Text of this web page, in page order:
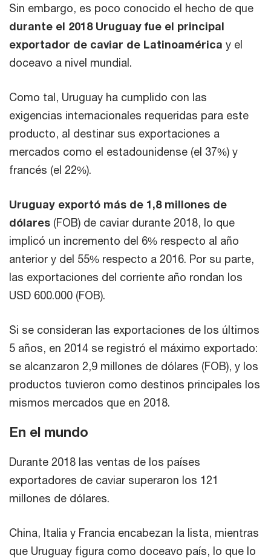
Sin embargo, es poco conocido el hecho de que
durante el 2018 Uruguay fue el principal
exportador de caviar de Latinoamérica y el
doceavo a nivel mundial.
Como tal, Uruguay ha cumplido con las
exigencias internacionales requeridas para este
producto, al destinar sus exportaciones a
mercados como el estadounidense (el 37%) y
francés (el 22%).
Uruguay exportó más de 1,8 millones de
dólares (FOB) de caviar durante 2018, lo que
implicó un incremento del 6% respecto al año
anterior y del 55% respecto a 2016. Por su parte,
las exportaciones del corriente año rondan los
USD 600.000 (FOB).
Si se consideran las exportaciones de los últimos
5 años, en 2014 se registró el máximo exportado:
se alcanzaron 2,9 millones de dólares (FOB), y los
productos tuvieron como destinos principales los
mismos mercados que en 2018.
En el mundo
Durante 2018 las ventas de los países
exportadores de caviar superaron los 121
millones de dólares.
China, Italia y Francia encabezan la lista, mientras
que Uruguay figura como doceavo país, lo que lo